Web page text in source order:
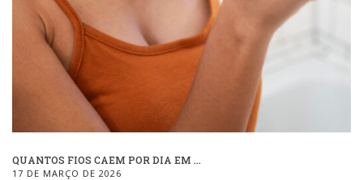
QUANTOS FIOS CAEM POR DIA EM ...
17 DE MARÇO DE 2026